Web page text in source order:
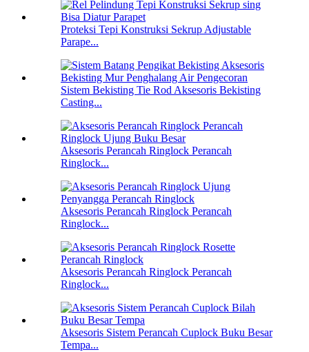
Proteksi Tepi Konstruksi Sekrup Adjustable
Parape...
Sistem Bekisting Tie Rod Aksesoris Bekisting
Casting...
Aksesoris Perancah Ringlock Perancah
Ringlock...
Aksesoris Perancah Ringlock Perancah
Ringlock...
Aksesoris Perancah Ringlock Perancah
Ringlock...
Aksesoris Sistem Perancah Cuplock Buku Besar
Tempa...